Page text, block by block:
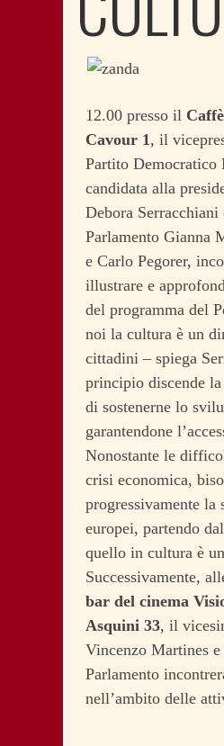
12.00 presso il
Cavour 1, il
Partito Democratico
candidata alla
Debora
Parlamento Gianna
e Carlo Pegorer,
illustrare e
del programma del
noi la cultura è un
cittadini – spiega
principio discende
di sostenerne lo
garantendone
Nonostante le
crisi economica,
progressivamente
europei, partendo
quello in cultura è
Successivamente,
bar del cinema
Asquini 33, il
Vincenzo Martines
Parlamento
nell’ambito delle